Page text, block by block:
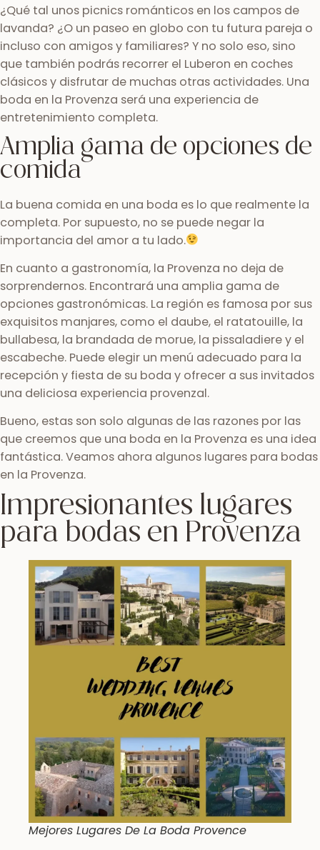
¿Qué tal unos picnics románticos en los campos de
lavanda? ¿O un paseo en globo con tu futura pareja o
incluso con amigos y familiares? Y no solo eso, sino
que también podrás recorrer el Luberon en coches
clásicos y disfrutar de muchas otras actividades. Una
boda en la Provenza será una experiencia de
entretenimiento completa.
Amplia gama de opciones de
comida
La buena comida en una boda es lo que realmente la
completa. Por supuesto, no se puede negar la
importancia del amor a tu lado.
En cuanto a gastronomía, la Provenza no deja de
sorprendernos. Encontrará una amplia gama de
opciones gastronómicas. La región es famosa por sus
exquisitos manjares, como el daube, el ratatouille, la
bullabesa, la brandada de morue, la pissaladiere y el
escabeche. Puede elegir un menú adecuado para la
recepción y fiesta de su boda y ofrecer a sus invitados
una deliciosa experiencia provenzal.
Bueno, estas son solo algunas de las razones por las
que creemos que una boda en la Provenza es una idea
fantástica. Veamos ahora algunos lugares para bodas
en la Provenza.
Impresionantes lugares
para bodas en Provenza
Mejores Lugares De La Boda Provence